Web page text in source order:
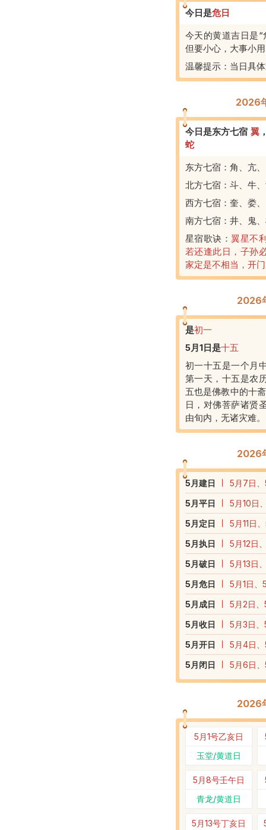
今日是危日
今天的黄道吉日是
但要小心，大事小
温馨提示：当日具
2026
今日是东方七宿 翼
蛇
东方七宿：角、亢
北方七宿：斗、牛
西方七宿：奎、娄
南方七宿：井、鬼
星宿歌诀：翼星不
若还逢此日，子孙
家定是不相当，开
2026
是初一
5月1日是十五
初一十五是一个月
第一天，十五是农
五也是佛教中的十
日，对佛菩萨诸贤
由旬内，无诸灾难
2026
5 月建日
5月7日、
5 月平日
5月10日
5 月定日
5月11日
5 月执日
5月12日
5 月破日
5月13日
5 月危日
5月1日、
5 月成日
5月2日
5 月收日
5月3日
5 月开日
5月4日
5 月闭日 5月6日
2026
5月1号乙亥日
玉堂/黄道日
5月8号壬午日
青龙/黄道日
5月13号丁亥日